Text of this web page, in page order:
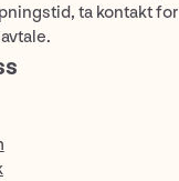
ta kontakt for